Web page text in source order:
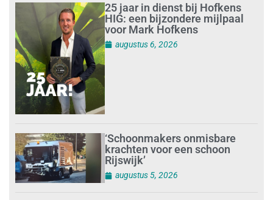
25 jaar in dienst bij Hofkens
HIG: een bijzondere mijlpaal
voor Mark Hofkens
augustus 6, 2026
‘Schoonmakers onmisbare
krachten voor een schoon
Rijswijk’
augustus 5, 2026